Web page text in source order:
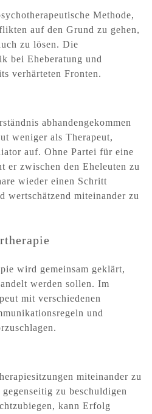
Methode,
auf den Grund zu gehen,
zu lösen. Die
bei Eheberatung und
verhärteten Fronten.
abhandengekommen
weniger als Therapeut,
auf. Ohne Partei für eine
er zwischen den Eheleuten zu
wieder einen Schritt
wertschätzend miteinander zu
wird gemeinsam geklärt,
werden sollen. Im
mit verschiedenen
und
miteinander zu
zu beschuldigen
kann Erfolg